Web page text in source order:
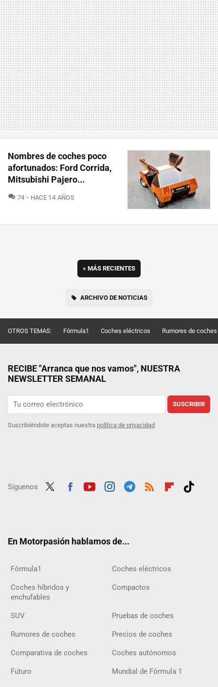
Nombres de coches poco
afortunados: Ford Corrida,
Mitsubishi Pajero...
74 COMENTARIOS
HACE 14 AÑOS
« MÁS RECIENTES
ARCHIVO DE NOTICIAS
OTROS TEMAS: Fórmula1 Coches eléctricos Rumores de coches
RECIBE "Arranca que nos vamos", NUESTRA
NEWSLETTER SEMANAL
SUSCRIBIR
Suscribiéndote aceptas nuestra política de privacidad
Síguenos
En Motorpasión hablamos de...
Fórmula1 Coches eléctricos
Coches híbridos y
enchufables
Compactos
SUV Pruebas de coches
Rumores de coches Precios de coches
Comparativa de coches Coches autónomos
Futuro Mundial de Fórmula 1